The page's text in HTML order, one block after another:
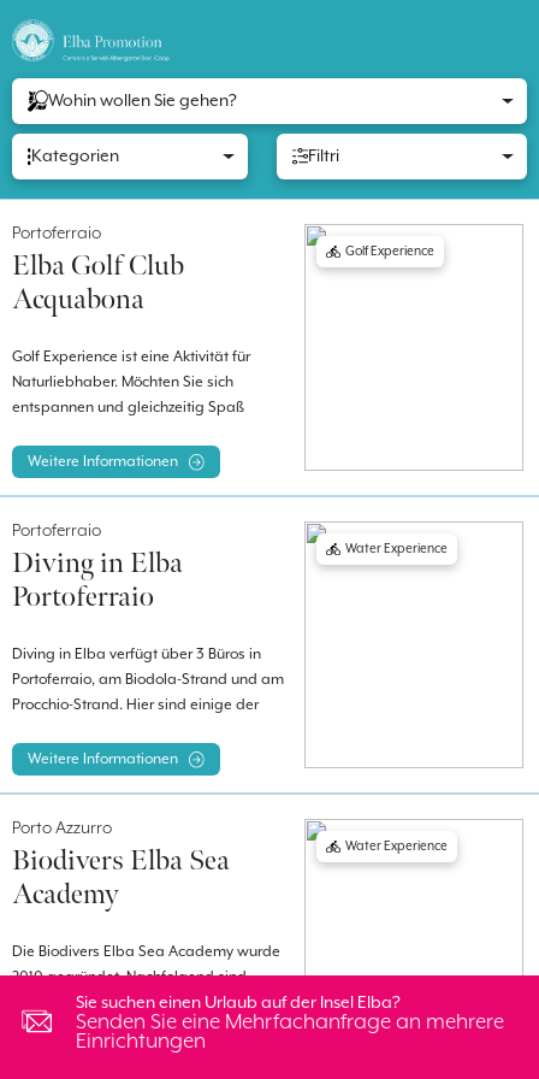
Wohin wollen Sie gehen?
Kategorien Filtri
Portoferraio
Elba Golf Club
Acquabona
Golf Experience ist eine Aktivität für
Naturliebhaber. Möchten Sie sich
entspannen und gleichzeitig Spaß
Sie. Der Acquabona Golf Club ist ein
Panorama-Hügelplatz etwa auf halber
Azzurro, in der Nähe der Kreuzung
Lacona
Weitere Informationen
Golf Experience
Portoferraio
Diving in Elba
Portoferraio
Diving in Elba verfügt über 3 Büros in
Portoferraio, am Biodola-Strand und am
Procchio-Strand. Hier sind einige der
für Kinder ab 8 Jahren - Freitauchkurse -
Spezialkurse für bereits zertifizierte
Weitere Informationen
Water Experience
Porto Azzurro
Biodivers Elba Sea
Academy
Die Biodivers Elba Sea Academy wurde
2010 gegründet. Nachfolgend sind
einige der angebotenen Aktivitäten
aufgeführt: - Naturalistisches
Schnorcheln, Aktivitäten für Erwachsene
Weitere Informationen
Water Experience
Sie suchen einen Urlaub auf der Insel Elba?
Senden Sie eine Mehrfachanfrage an mehrere
Einrichtungen